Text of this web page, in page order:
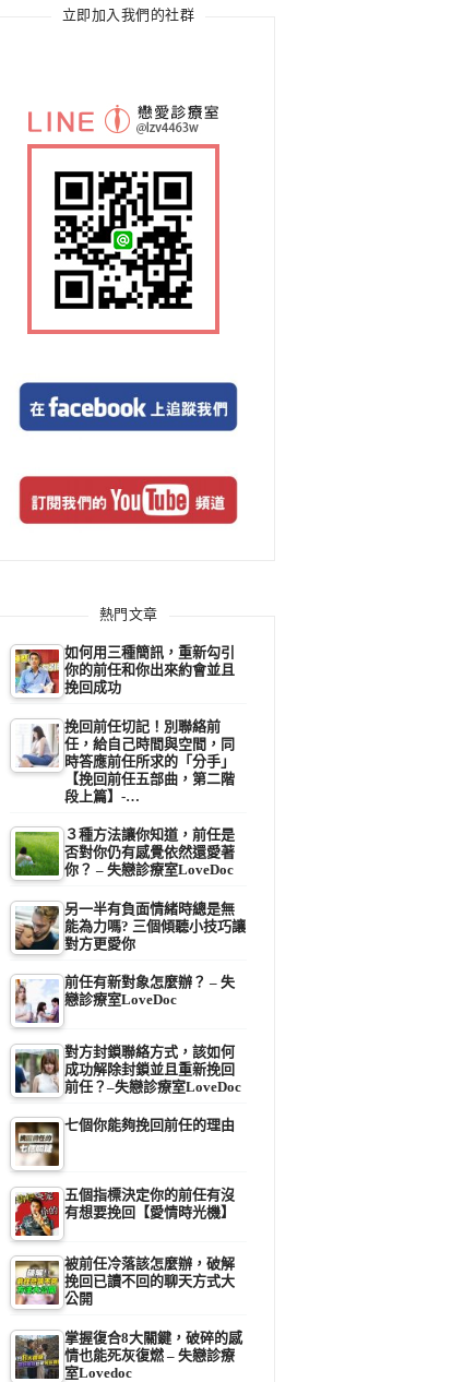
立即加入我們的社群
熱門文章
如何用三種簡訊，重新勾引
你的前任和你出來約會並且
挽回成功
挽回前任切記！別聯絡前
任，給自己時間與空間，同
時答應前任所求的「分手」
【挽回前任五部曲，第二階
段上篇】-…
３種方法讓你知道，前任是
否對你仍有感覺依然還愛著
你？ – 失戀診療室LoveDoc
另一半有負面情緒時總是無
能為力嗎? 三個傾聽小技巧讓
對方更愛你
前任有新對象怎麼辦？ – 失
戀診療室LoveDoc
對方封鎖聯絡方式，該如何
成功解除封鎖並且重新挽回
前任？–失戀診療室LoveDoc
七個你能夠挽回前任的理由
五個指標決定你的前任有沒
有想要挽回【愛情時光機】
被前任冷落該怎麼辦，破解
挽回已讀不回的聊天方式大
公開
掌握復合8大關鍵，破碎的感
情也能死灰復燃 – 失戀診療
室Lovedoc